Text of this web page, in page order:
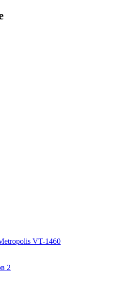
VT-1460
2